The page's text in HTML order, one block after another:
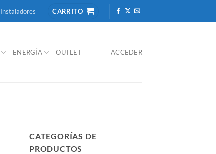
Instaladores CARRITO
ENERGÍA OUTLET ACCEDER
CATEGORÍAS DE
PRODUCTOS